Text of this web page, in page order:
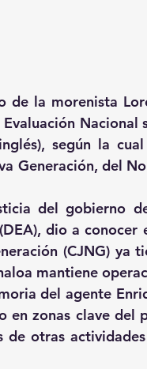
la morenista
Nacional
según la
Generación, del
del gobierno
dio a conocer
(CJNG) ya
mantiene
del agente
zonas clave del
otras